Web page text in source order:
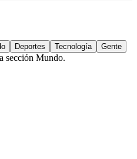
Deportes Tecnología Gente
sección Mundo.